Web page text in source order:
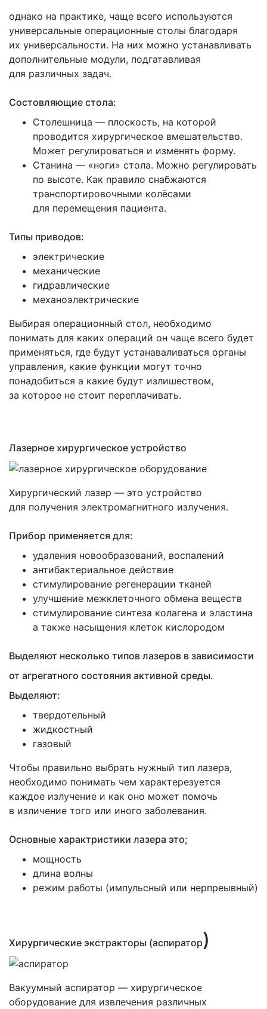
однако на практике, чаще всего используются
универсальные операционные столы благодаря
их универсальности. На них можно устанавливать
дополнительные модули, подгатавливая
для различных задач.
Состовляющие стола:
Столешница — плоскость, на которой
проводится хирургическое вмешательство.
Может регулироваться и изменять форму.
Станина — «ноги» стола. Можно регулировать
по высоте. Как правило снабжаются
транспортировочными колёсами
для перемещения пациента.
Типы приводов:
электрические
механические
гидравлические
механоэлектрические
Выбирая операционный стол, необходимо
понимать для каких операций он чаще всего будет
применяться, где будут устанаваливаться органы
управления, какие функции могут точно
понадобиться а какие будут излишеством,
за которое не стоит переплачивать.
Лазерное хирургическое устройство
Хирургический лазер — это устройство
для получения электромагнитного излучения.
Прибор применяется для:
удаления новообразований, воспалений
антибактериальное действие
стимулирование регенерации тканей
улучшение межклеточного обмена веществ
стимулирование синтеза колагена и эластина
а также насыщения клеток кислородом
Выделяют несколько типов лазеров в зависимости
от агрегатного состояния активной среды.
Выделяют:
твердотельный
жидкостный
газовый
Чтобы правильно выбрать нужный тип лазера,
необходимо понимать чем характерезуется
каждое излучение и как оно может помочь
в изличение того или иного заболевания.
Основные характристики лазера это;
мощность
длина волны
режим работы (импульсный или нерпреывный)
Хирургические экстракторы (аспиратор)
Вакуумный аспиратор — хирургическое
оборудование для извлечения различных